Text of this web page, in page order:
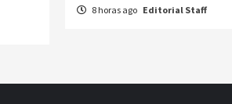
8 horas ago Editorial Staff